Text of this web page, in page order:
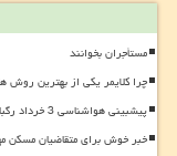
مستأجران بخوانند
چرا کلایمر یکی از بهترین
پیشبینی هواشناسی 3 خرداد رگبار و باد شدید تا روز سه شنبه ادامه دارد
خبر خوش برای متقاضیان مسکن